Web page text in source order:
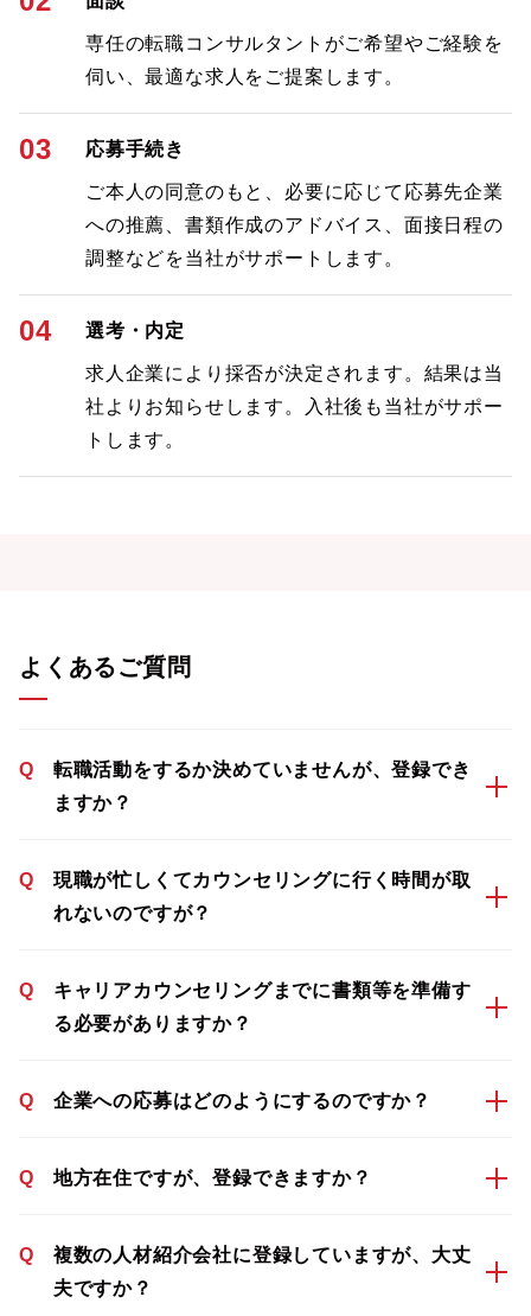
専任の転職コンサルタントがご希望やご経験を
伺い、最適な求人をご提案します。
03 応募手続き
ご本人の同意のもと、必要に応じて応募先企業
への推薦、書類作成のアドバイス、面接日程の
調整などを当社がサポートします。
04 選考・内定
求人企業により採否が決定されます。結果は当
社よりお知らせします。入社後も当社がサポー
トします。
よくあるご質問
Q
転職活動をするか決めていませんが、登録でき
ますか？
Q
現職が忙しくてカウンセリングに行く時間が取
れないのですが？
Q
キャリアカウンセリングまでに書類等を準備す
る必要がありますか？
Q 企業への応募はどのようにするのですか？
Q 地方在住ですが、登録できますか？
Q
複数の人材紹介会社に登録していますが、大丈
夫ですか？